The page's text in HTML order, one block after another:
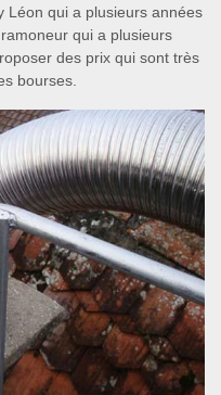
Léon qui a plusieurs années
qui a plusieurs
des prix qui sont très
bourses.